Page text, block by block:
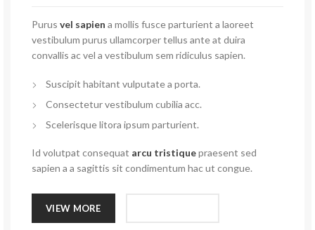
Purus vel sapien a mollis fusce parturient a laoreet
vestibulum purus ullamcorper tellus ante at duira
convallis ac vel a vestibulum sem ridiculus sapien.
Suscipit habitant vulputate a porta.
Consectetur vestibulum cubilia acc.
Scelerisque litora ipsum parturient.
Id volutpat consequat arcu tristiquepraesent sed
sapien a a sagittis sit condimentum hac ut congue.
VIEW MORE